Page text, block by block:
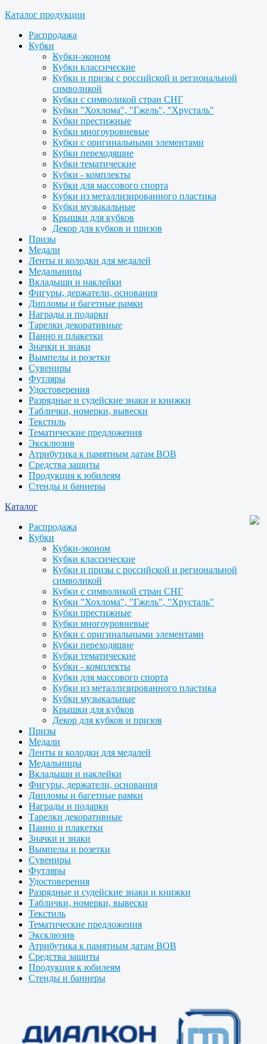
Каталог продукции
Распродажа
Кубки
Кубки-эконом
Кубки классические
Кубки и призы с российской и региональной
символикой
Кубки с символикой стран СНГ
Кубки "Хохлома", "Гжель", "Хрусталь"
Кубки престижные
Кубки многоуровневые
Кубки с оригинальными элементами
Кубки переходящие
Кубки тематические
Кубки - комплекты
Кубки для массового спорта
Кубки из металлизированного пластика
Кубки музыкальные
Крышки для кубков
Декор для кубков и призов
Призы
Медали
Ленты и колодки для медалей
Медальницы
Вкладыши и наклейки
Фигуры, держатели, основания
Дипломы и багетные рамки
Награды и подарки
Тарелки декоративные
Панно и плакетки
Значки и знаки
Вымпелы и розетки
Сувениры
Футляры
Удостоверения
Разрядные и судейские знаки и книжки
Таблички, номерки, вывески
Текстиль
Тематические предложения
Эксклюзив
Атрибутика к памятным датам ВОВ
Средства защиты
Продукция к юбилеям
Стенды и баннеры
Каталог
Распродажа
Кубки
Кубки-эконом
Кубки классические
Кубки и призы с российской и региональной
символикой
Кубки с символикой стран СНГ
Кубки "Хохлома", "Гжель", "Хрусталь"
Кубки престижные
Кубки многоуровневые
Кубки с оригинальными элементами
Кубки переходящие
Кубки тематические
Кубки - комплекты
Кубки для массового спорта
Кубки из металлизированного пластика
Кубки музыкальные
Крышки для кубков
Декор для кубков и призов
Призы
Медали
Ленты и колодки для медалей
Медальницы
Вкладыши и наклейки
Фигуры, держатели, основания
Дипломы и багетные рамки
Награды и подарки
Тарелки декоративные
Панно и плакетки
Значки и знаки
Вымпелы и розетки
Сувениры
Футляры
Удостоверения
Разрядные и судейские знаки и книжки
Таблички, номерки, вывески
Текстиль
Тематические предложения
Эксклюзив
Атрибутика к памятным датам ВОВ
Средства защиты
Продукция к юбилеям
Стенды и баннеры